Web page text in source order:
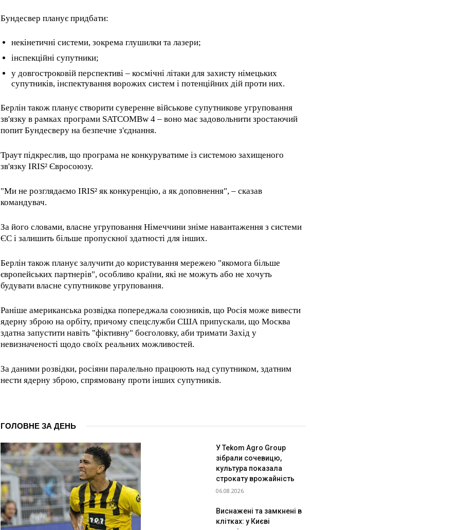
Бундесвер планує придбати:
некінетичні системи, зокрема глушилки та лазери;
інспекційні супутники;
у довгостроковій перспективі – космічні літаки для захисту німецьких
супутників, інспектування ворожих систем і потенційних дій проти них.
Берлін також планує створити суверенне військове супутникове угруповання
зв'язку в рамках програми SATCOMBw 4 – воно має задовольнити зростаючий
попит Бундесверу на безпечне з'єднання.
Траут підкреслив, що програма не конкуруватиме із системою захищеного
зв'язку IRIS² Євросоюзу.
"Ми не розглядаємо IRIS² як конкуренцію, а як доповнення", – сказав
командувач.
За його словами, власне угруповання Німеччини зніме навантаження з системи
ЄС і залишить більше пропускної здатності для інших.
Берлін також планує залучити до користування мережею "якомога більше
європейських партнерів", особливо країни, які не можуть або не хочуть
будувати власне супутникове угруповання.
Раніше американська розвідка попереджала союзників, що Росія може вивести
ядерну зброю на орбіту, причому спецслужби США припускали, що Москва
здатна запустити навіть "фіктивну" боєголовку, аби тримати Захід у
невизначеності щодо своїх реальних можливостей.
За даними розвідки, росіяни паралельно працюють над супутником, здатним
нести ядерну зброю, спрямовану проти інших супутників.
ГОЛОВНЕ ЗА ДЕНЬ
У Tekom Agro Group
зібрали сочевицю,
культура показала
строкату врожайність
06.08.2026
Виснажені та замкнені в
клітках: у Києві